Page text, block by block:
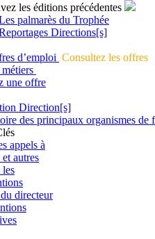
les éditions précédentes
palmarès du Trophée
Directions[s]
d’emploi Consultez les offres
une offre
Direction[s]
des principaux organismes de
appels à
autres
les
directeur